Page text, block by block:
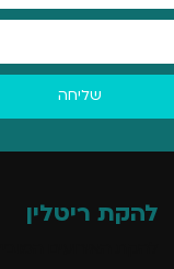
שליחה
להקת ריטלין